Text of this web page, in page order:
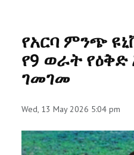
PARTNERSHIP
የአርባ ምንጭ
የ9 ወራት
ገመገመ
Wed, 13 May 2026 5:04 pm